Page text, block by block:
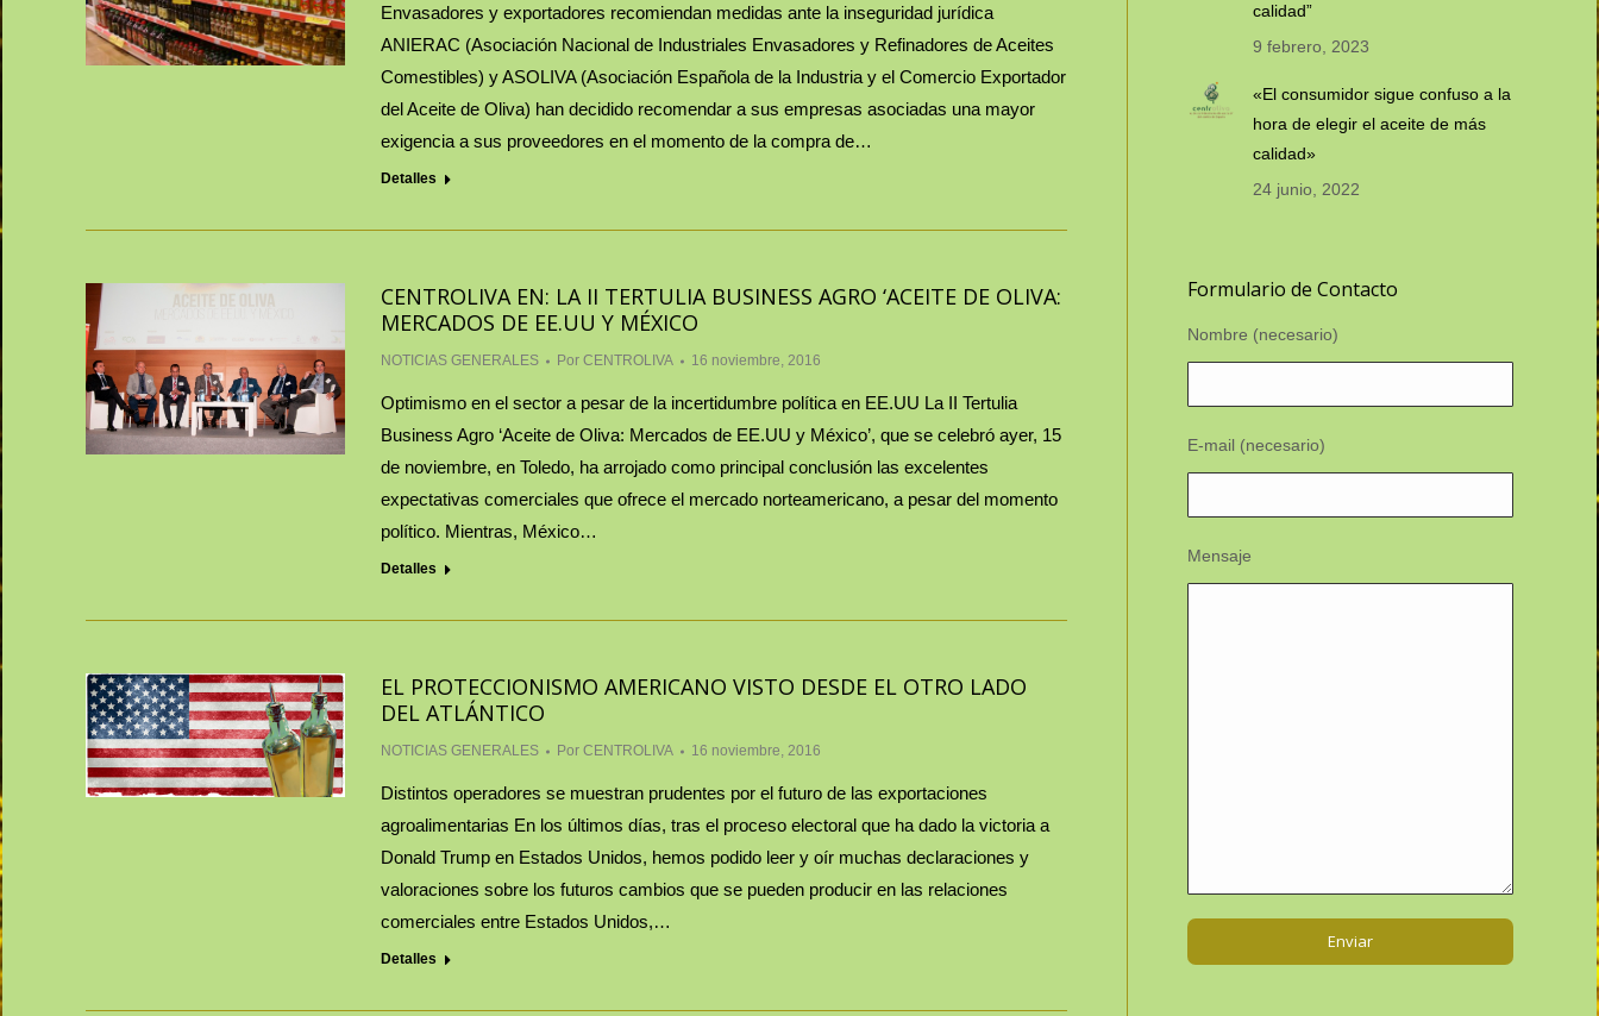
Envasadores y exportadores recomiendan medidas ante la inseguridad jurídica
ANIERAC (Asociación Nacional de Industriales Envasadores y Refinadores de Aceites
Comestibles) y ASOLIVA (Asociación Española de la Industria y el Comercio Exportador
del Aceite de Oliva) han decidido recomendar a sus empresas asociadas una mayor
exigencia a sus proveedores en el momento de la compra de…
Detalles
CENTROLIVA EN: LA II TERTULIA BUSINESS AGRO ‘ACEITE DE OLIVA:
MERCADOS DE EE.UU Y MÉXICO
NOTICIAS GENERALES Por CENTROLIVA 16 noviembre, 2016
Optimismo en el sector a pesar de la incertidumbre política en EE.UU La II Tertulia
Business Agro ‘Aceite de Oliva: Mercados de EE.UU y México’, que se celebró ayer, 15
de noviembre, en Toledo, ha arrojado como principal conclusión las excelentes
expectativas comerciales que ofrece el mercado norteamericano, a pesar del momento
político. Mientras, México…
Detalles
EL PROTECCIONISMO AMERICANO VISTO DESDE EL OTRO LADO
DEL ATLÁNTICO
NOTICIAS GENERALES Por CENTROLIVA 16 noviembre, 2016
Distintos operadores se muestran prudentes por el futuro de las exportaciones
agroalimentarias En los últimos días, tras el proceso electoral que ha dado la victoria a
Donald Trump en Estados Unidos, hemos podido leer y oír muchas declaraciones y
valoraciones sobre los futuros cambios que se pueden producir en las relaciones
comerciales entre Estados Unidos,…
Detalles
calidad”
9 febrero, 2023
«El consumidor sigue confuso a la
hora de elegir el aceite de más
calidad»
24 junio, 2022
Formulario de Contacto
Nombre (necesario)
E-mail (necesario)
Mensaje